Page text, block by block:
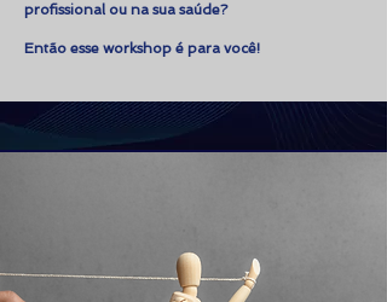
profissional ou na sua saúde?
Então esse workshop é para você!